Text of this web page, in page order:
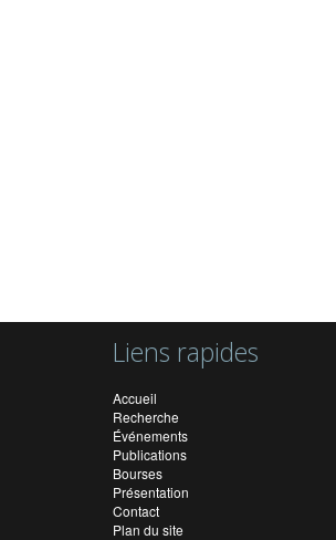
Liens rapides
Accueil
Recherche
Événements
Publications
Bourses
Présentation
Contact
Plan du site